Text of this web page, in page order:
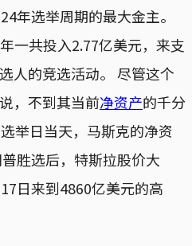
年选举周期的最大金主。
一共投入2.77亿美元，来支
人的竞选活动。 尽管这个
，不到其当前净资产的千分
举日当天，马斯克的净资
胜选后，特斯拉股价大
日来到4860亿美元的高